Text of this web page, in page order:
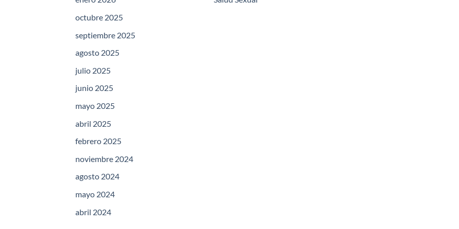
octubre 2025
septiembre 2025
agosto 2025
julio 2025
junio 2025
mayo 2025
abril 2025
febrero 2025
noviembre 2024
agosto 2024
mayo 2024
abril 2024